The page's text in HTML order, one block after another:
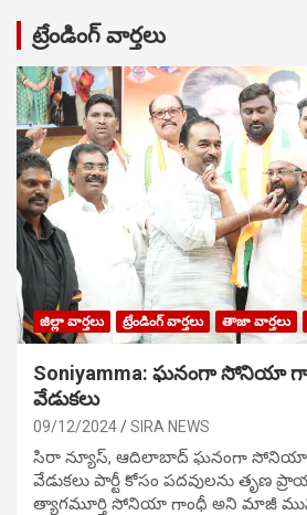
ట్రేండింగ్ వార్తలు
జిల్లా వార్తలు ట్రేండింగ్ వార్తలు తాజా వార్తలు
Soniyamma: ఘ‌నంగా సోనియా
వేడుక‌లు
09/12/2024 SIRA NEWS
సిరా న్యూస్, ఆదిలాబాద్ ఘ‌నంగా సోనియా
వేడుక‌లు పార్టీ కోసం ప‌ద‌వుల‌ను తృణ
త్యాగమూర్తి సోనియా గాంధీ అని మాజీ